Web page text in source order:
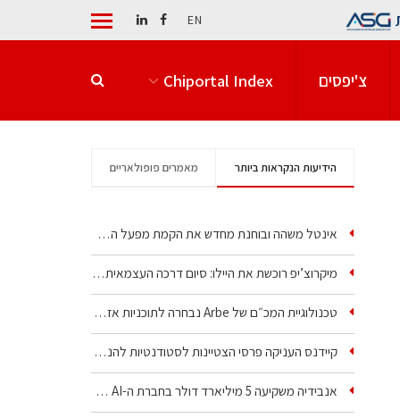
EN
צ'יפסים Chiportal Index
הידיעות הנקראות ביותר מאמרים פופולאריים
אינטל משהה ובוחנת מחדש את הקמת מפעל הענק שלה בקריית גת
מיקרוצ’יפ רוכשת את היילו: סיום דרכה העצמאית של אחת…
טכנולוגיית המכ״ם של Arbe נבחרה לתוכניות אזרחיות וביטחוניות
קיידנס העניקה פרסי הצטיינות לסטודנטיות להנדסת חשמל ופיזיקה
אנבידיה משקיעה 5 מיליארד דולר בחברת ה-AI של איליה סוצקבר